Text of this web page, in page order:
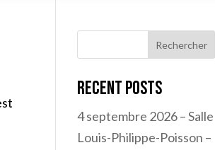
Rechercher
Recent Posts
4 septembre 2026 – Salle
Louis-Philippe-Poisson –